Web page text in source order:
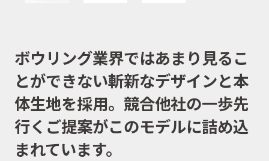
ボウリング業界ではあまり見るこ
とができない斬新なデザインと本
体生地を採用。競合他社の一歩先
行くご提案がこのモデルに詰め込
まれています。